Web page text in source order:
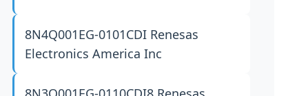
8N4Q001EG-0101CDI Renesas
Electronics America Inc